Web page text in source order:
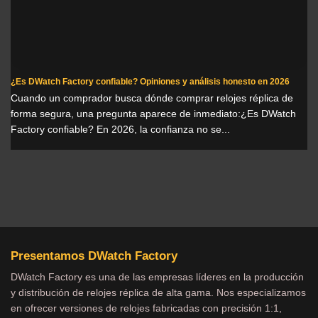
¿Es DWatch Factory confiable? Opiniones y análisis honesto en 2026
Cuando un comprador busca dónde comprar relojes réplica de
forma segura, una pregunta aparece de inmediato:¿Es DWatch
Factory confiable? En 2026, la confianza no se...
Presentamos DWatch Factory
DWatch Factory es una de las empresas líderes en la producción
y distribución de relojes réplica de alta gama. Nos especializamos
en ofrecer versiones de relojes fabricadas con precisión 1:1,